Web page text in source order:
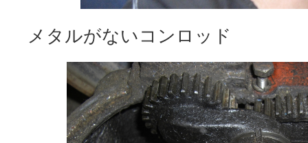
メタルがないコンロッド